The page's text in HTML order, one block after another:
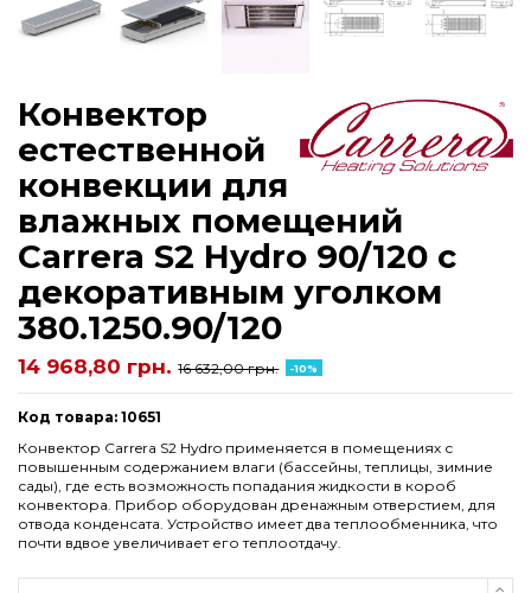
Конвектор
естественной
конвекции для
влажных помещений
Carrera S2 Hydro 90/120 с
декоративным уголком
380.1250.90/120
14 968,80 грн. 16 632,00 грн. -10%
Код товара: 10651
Конвектор Carrera S2 Hydro применяется в помещениях с
повышенным содержанием влаги (бассейны, теплицы, зимние
сады), где есть возможность попадания жидкости в короб
конвектора. Прибор оборудован дренажным отверстием, для
отвода конденсата. Устройство имеет два теплообменника, что
почти вдвое увеличивает его теплоотдачу.